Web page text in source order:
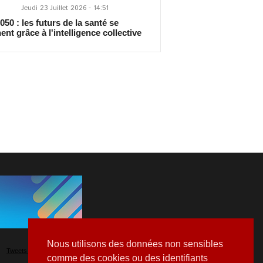
Nous utilisons des données non sensibles
comme des cookies ou des identifiants
Jeudi 23 Juillet 2026 - 14:51
: les futurs de la santé se
grâce à l'intelligence collective
Tweets by Hospitalia_Mag